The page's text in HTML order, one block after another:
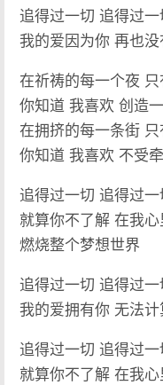
追得过一切 追得过一
我的爱因为你 再也
在祈祷的每一个夜
你知道 我喜欢 创造
在拥挤的每一条街
你知道 我喜欢 不受
追得过一切 追得过一
就算你不了解 在我
燃烧整个梦想世界
追得过一切 追得过一
我的爱拥有你 无法计
追得过一切 追得过一
就算你不了解 在我